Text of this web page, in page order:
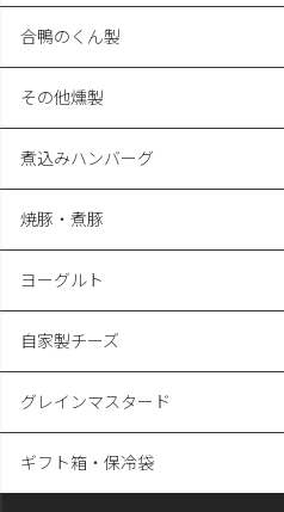
合鴨のくん製
その他燻製
煮込みハンバーグ
焼豚・煮豚
ヨーグルト
自家製チーズ
グレインマスタード
ギフト箱・保冷袋